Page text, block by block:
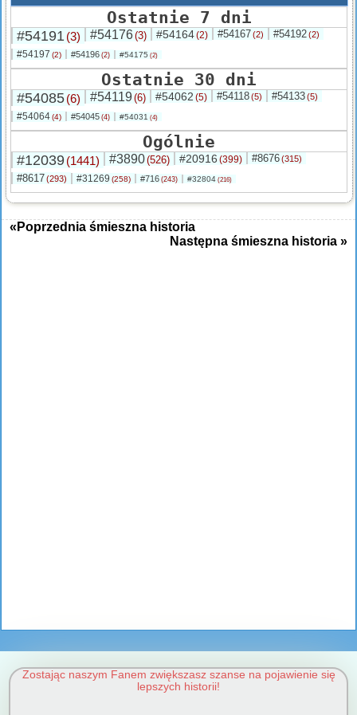
Ostatnie 7 dni
#54191 (3) #54176(3) #54164(2) #54167(2) #54192(2)
#54197 (2) #54196 (2) #54175 (2)
Ostatnie 30 dni
#54085(6) #54119(6) #54062 (5) #54118(5) #54133(5)
#54064(4) #54045 (4) #54031 (4)
Ogólnie
#12039(1441) #3890(526) #20916 (399) #8676(315)
#8617(293) #31269 (258) #716 (243) #32804 (216)
«Poprzednia śmieszna historia
Następna śmieszna historia »
Zostając naszym Fanem zwiększasz szanse na pojawienie się
lepszych historii!